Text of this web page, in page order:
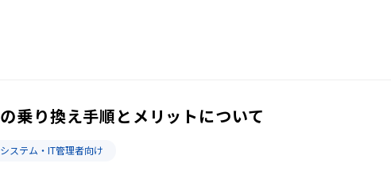
乗り換え手順とメリットについて
ステム・IT管理者向け